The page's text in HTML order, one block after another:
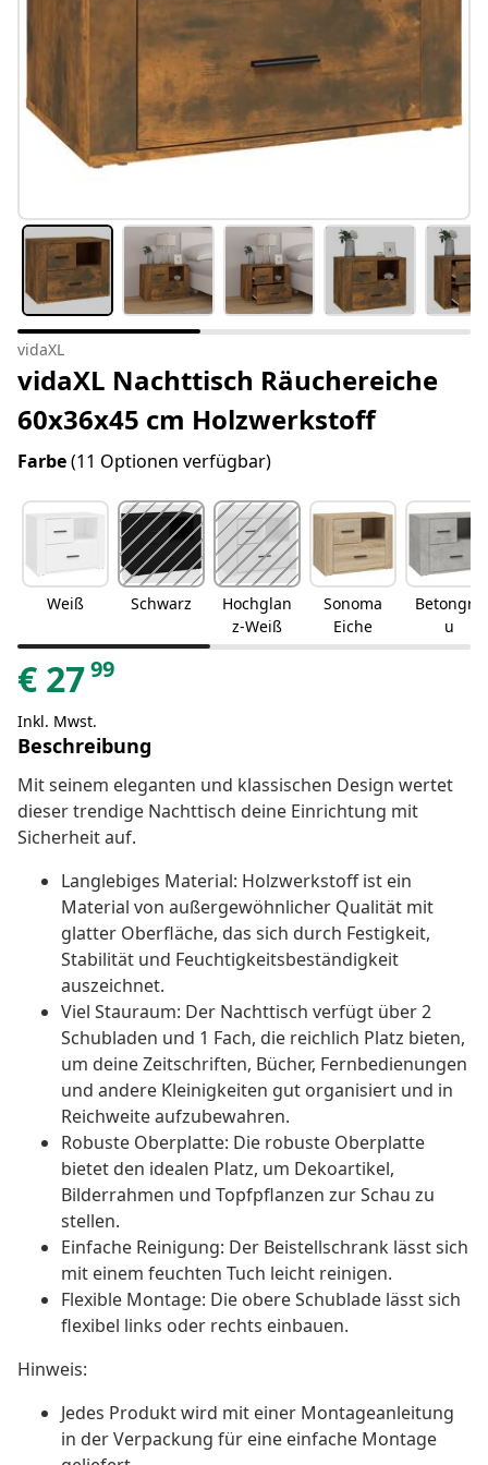
vidaXL
vidaXL Nachttisch Räuchereiche
60x36x45 cm Holzwerkstoff
Farbe(11 Optionen verfügbar)
Weiß Schwarz
Hochglan
z-Weiß
Sonoma
Eiche
Betongra
u
€ 2799
Inkl. Mwst.
Beschreibung
Mit seinem eleganten und klassischen Design wertet
dieser trendige Nachttisch deine Einrichtung mit
Sicherheit auf.
Langlebiges Material: Holzwerkstoff ist ein
Material von außergewöhnlicher Qualität mit
glatter Oberfläche, das sich durch Festigkeit,
Stabilität und Feuchtigkeitsbeständigkeit
auszeichnet.
Viel Stauraum: Der Nachttisch verfügt über 2
Schubladen und 1 Fach, die reichlich Platz bieten,
um deine Zeitschriften, Bücher, Fernbedienungen
und andere Kleinigkeiten gut organisiert und in
Reichweite aufzubewahren.
Robuste Oberplatte: Die robuste Oberplatte
bietet den idealen Platz, um Dekoartikel,
Bilderrahmen und Topfpflanzen zur Schau zu
stellen.
Einfache Reinigung: Der Beistellschrank lässt sich
mit einem feuchten Tuch leicht reinigen.
Flexible Montage: Die obere Schublade lässt sich
flexibel links oder rechts einbauen.
Hinweis:
Jedes Produkt wird mit einer Montageanleitung
in der Verpackung für eine einfache Montage